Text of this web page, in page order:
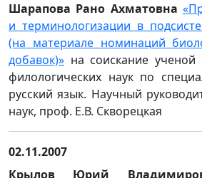
Шарапова Рано Ахматовна
и терминологизации в
(на материале номинаций
добавок)» на соискание ученой
филологических наук по
русский язык. Научный
наук, проф. Е.В. Скворецкая
02.11.2007
Крылов Юрий